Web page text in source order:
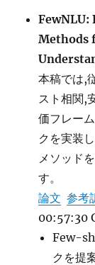
Methods
本稿では,
スト相関,
価フレー
クを実装
メソッド
す。
論文 参考
00:57:30
Few-
クを提